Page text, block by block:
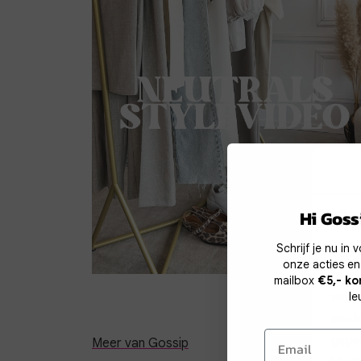
Meer van Gossip
Wij
te
Hi
Schrijf je nu in
onze acties
mailbox €5,-